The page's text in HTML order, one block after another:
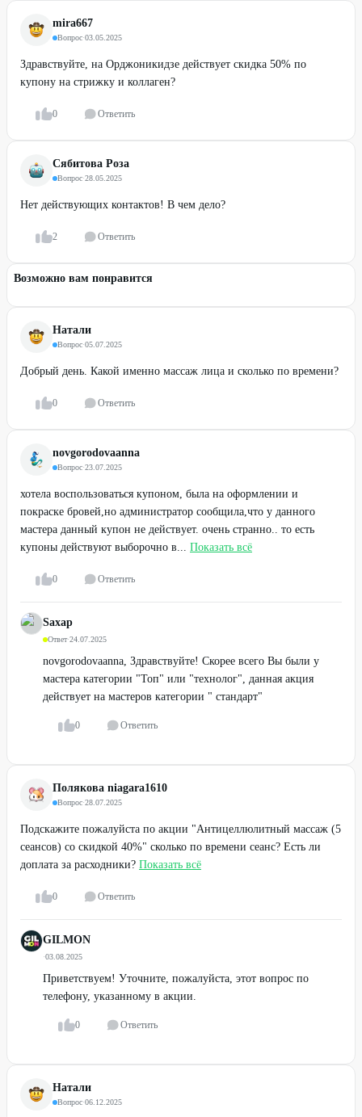
mira667
Вопрос·03.05.2025
Здравствуйте, на Орджоникидзе действует скидка 50% по
купону на стрижку и коллаген?
0 Ответить
Сябитова Роза
Вопрос·28.05.2025
Нет действующих контактов! В чем дело?
2 Ответить
Возможно вам понравится
Натали
Вопрос·05.07.2025
Добрый день. Какой именно массаж лица и сколько по времени?
0 Ответить
novgorodovaanna
Вопрос·23.07.2025
хотела воспользоваться купоном, была на оформлении и
покраске бровей,но администратор сообщила,что у данного
мастера данный купон не действует. очень странно.. то есть
купоны действуют выборочно в... Показать всё
0 Ответить
Sахар
Ответ·24.07.2025
novgorodovaanna, Здравствуйте! Скорее всего Вы были у
мастера категории "Топ" или "технолог", данная акция
действует на мастеров категории " стандарт"
0 Ответить
Полякова niagara1610
Вопрос·28.07.2025
Подскажите пожалуйста по акции "Антицеллюлитный массаж (5
сеансов) со скидкой 40%" сколько по времени сеанс? Есть ли
доплата за расходники? Показать всё
0 Ответить
GILMON
·03.08.2025
Приветствуем! Уточните, пожалуйста, этот вопрос по
телефону, указанному в акции.
0 Ответить
Натали
Вопрос·06.12.2025